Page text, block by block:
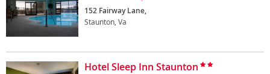
152 Fairway Lane,
Staunton, Va
Hotel Sleep Inn Staunton